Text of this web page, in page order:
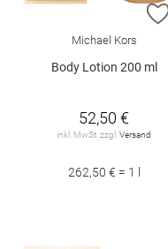
Michael Kors
Body Lotion 200 ml
52,50 €
inkl. MwSt. zzgl.Versand
262,50 € = 1 l